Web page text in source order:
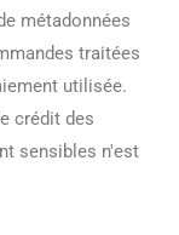
métadonnées
traitées
utilisée.
crédit des
sensibles n'est